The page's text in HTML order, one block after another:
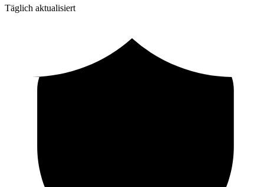
Täglich aktualisiert